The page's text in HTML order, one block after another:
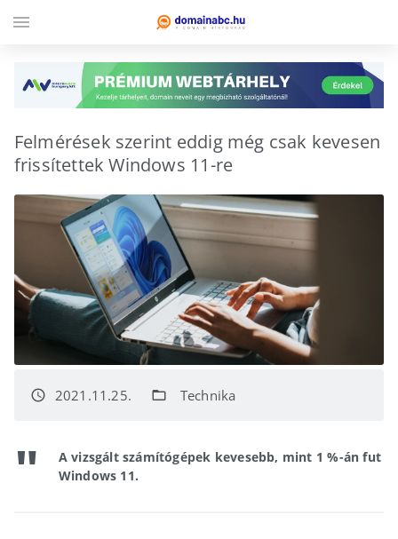
Felmérések szerint eddig még csak kevesen
frissítettek Windows 11-re
access_time 2021.11.25. folder_open Technika
A vizsgált számítógépek kevesebb, mint 1 %-án fut
Windows 11.
menu